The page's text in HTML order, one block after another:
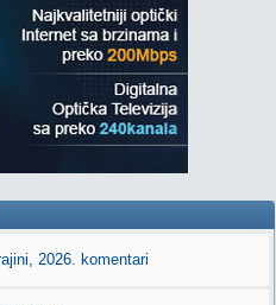
2026. komentari